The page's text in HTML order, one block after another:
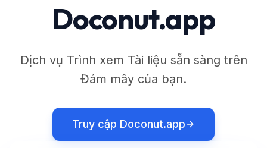
Doconut.app
Dịch vụ Trình xem Tài liệu sẵn sàng trên
Đám mây của bạn.
Truy cập Doconut.app